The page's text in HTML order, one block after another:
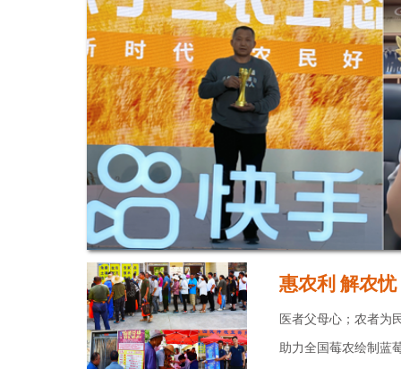
惠农利 解农
医者父母心；农者为
助力全国莓农绘制蓝